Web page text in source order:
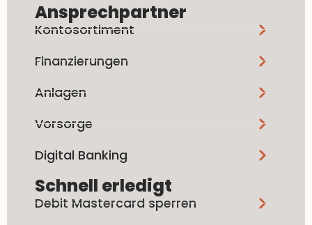
Ansprechpartner
Kontosortiment
Finanzierungen
Anlagen
Vorsorge
Digital Banking
Schnell erledigt
Debit Mastercard sperren